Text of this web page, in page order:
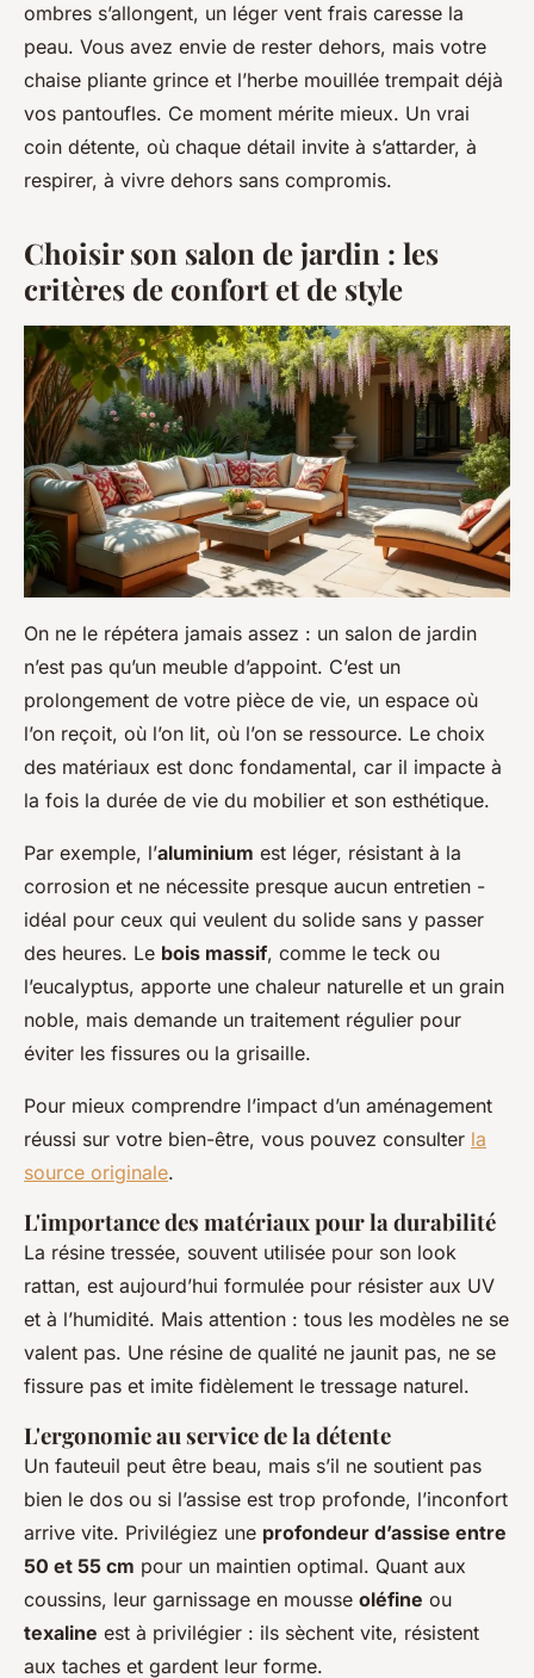
ombres s’allongent, un léger vent frais caresse la
peau. Vous avez envie de rester dehors, mais votre
chaise pliante grince et l’herbe mouillée trempait déjà
vos pantoufles. Ce moment mérite mieux. Un vrai
coin détente, où chaque détail invite à s’attarder, à
respirer, à vivre dehors sans compromis.
Choisir son salon de jardin : les
critères de confort et de style
On ne le répétera jamais assez : un salon de jardin
n’est pas qu’un meuble d’appoint. C’est un
prolongement de votre pièce de vie, un espace où
l’on reçoit, où l’on lit, où l’on se ressource. Le choix
des matériaux est donc fondamental, car il impacte à
la fois la durée de vie du mobilier et son esthétique.
Par exemple, l’aluminium est léger, résistant à la
corrosion et ne nécessite presque aucun entretien -
idéal pour ceux qui veulent du solide sans y passer
des heures. Le bois massif, comme le teck ou
l’eucalyptus, apporte une chaleur naturelle et un grain
noble, mais demande un traitement régulier pour
éviter les fissures ou la grisaille.
Pour mieux comprendre l’impact d’un aménagement
réussi sur votre bien-être, vous pouvez consulter la
source originale.
L'importance des matériaux pour la durabilité
La résine tressée, souvent utilisée pour son look
rattan, est aujourd’hui formulée pour résister aux UV
et à l’humidité. Mais attention : tous les modèles ne se
valent pas. Une résine de qualité ne jaunit pas, ne se
fissure pas et imite fidèlement le tressage naturel.
L'ergonomie au service de la détente
Un fauteuil peut être beau, mais s’il ne soutient pas
bien le dos ou si l’assise est trop profonde, l’inconfort
arrive vite. Privilégiez une profondeur d’assise entre
50 et 55 cm pour un maintien optimal. Quant aux
coussins, leur garnissage en mousse oléfine ou
texaline est à privilégier : ils sèchent vite, résistent
aux taches et gardent leur forme.